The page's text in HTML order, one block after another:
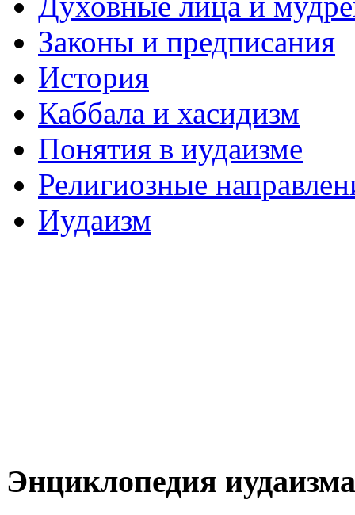
Законы и предписания
История
Каббала и хасидизм
Понятия в иудаизме
Религиозные
Иудаизм
Энциклопедия иудаизма